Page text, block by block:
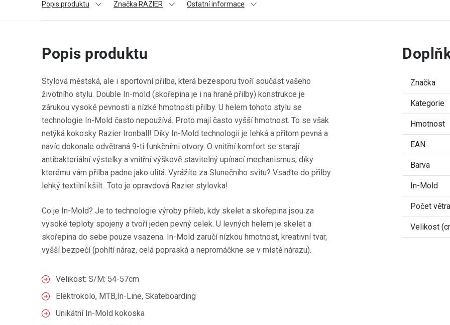
Popis produktu Značka RAZIER Ostatní informace
Popis produktu
Stylová městská, ale i sportovní přilba, která bezesporu tvoří součást vašeho
životního stylu. Double In-mold (skořepina je i na hraně přilby) konstrukce je
zárukou vysoké pevnosti a nízké hmotnosti přilby. U helem tohoto stylu se
technologie In-Mold často nepoužívá. Proto mají často vyšší hmotnost. To se však
netýká kokosky Razier Ironball! Díky In-Mold technologii je lehká a přitom pevná a
navíc dokonale odvětraná 9-ti funkčními otvory. O vnitřní komfort se starají
antibakteriální výstelky a vnitřní výškově stavitelný upínací mechanismus, díky
kterému vám přilba padne jako ulitá. Vyrážíte za Slunečního svitu? Vsaďte do přilby
lehký textilní kšilt...Toto je opravdová Razier stylovka!
Co je In-Mold? Je to technologie výroby přileb, kdy skelet a skořepina jsou za
vysoké teploty spojeny a tvoří jeden pevný celek. U levných helem je skelet a
skořepina do sebe pouze vsazena. In-Mold zaručí nízkou hmotnost, kreativní tvar,
vyšší bezpečí (pohltí náraz, celá popraská a nepromáčkne se v místě nárazu).
Velikost: S/M: 54-57cm
Elektrokolo, MTB,In-Line, Skateboarding
Unikátní In-Mold kokoska
Značka
Kategorie
Hmotnost
EAN
Barva
In-Mold
Počet
Velikost